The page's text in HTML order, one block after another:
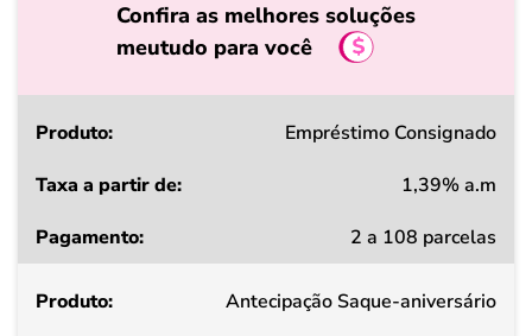
Confira as melhores soluções
meutudo para você
Produto
a
de
Empréstimo Consignado
1,39% a.m
2 a 108 parcelas
Antecipação Saque-aniversário